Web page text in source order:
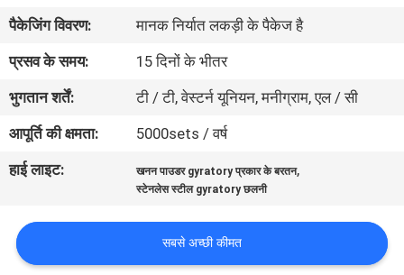
कारखाना
भ्रमण
गुणवत्ता
नियंत्रण
करें
पैकेजिंग विवरण:
मानक निर्यात लकड़ी के पैकेज है
प्रसव के समय:
15 दिनों के भीतर
भुगतान शर्तें:
टी / टी, वेस्टर्न यूनियन, मनीग्राम, एल / सी
आपूर्ति की क्षमता:
5000sets / वर्ष
हाई लाइट:
खनन पाउडर gyratory प्रकार के बरतन,
स्टेनलेस स्टील gyratory छलनी
सबसे अच्छी कीमत